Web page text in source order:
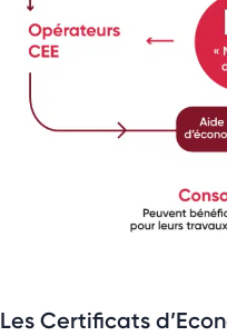
Les Certificats